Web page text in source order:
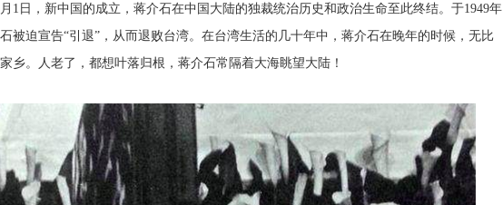
月1日，新中国的成立，蒋介石在中国大陆的独裁统治历史和政治生命至此终结。于1949年
被迫宣告“引退”，从而退败台湾。在台湾生活的几十年中，蒋介石在晚年的时候，无比
乡。人老了，都想叶落归根，蒋介石常隔着大海眺望大陆！